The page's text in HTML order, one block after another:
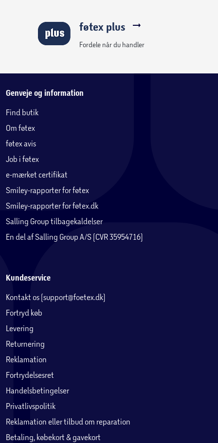
føtex plus
Fordele når du handler
Genveje og information
Find butik
Om føtex
føtex avis
Job i føtex
e-mærket certifikat
Smiley-rapporter for føtex
Smiley-rapporter for føtex.dk
Salling Group tilbagekaldelser
En del af Salling Group A/S (CVR 35954716)
Kundeservice
Kontakt os (support@foetex.dk)
Fortryd køb
Levering
Returnering
Reklamation
Fortrydelsesret
Handelsbetingelser
Privatlivspolitik
Reklamation eller tilbud om reparation
Betaling, købekort & gavekort